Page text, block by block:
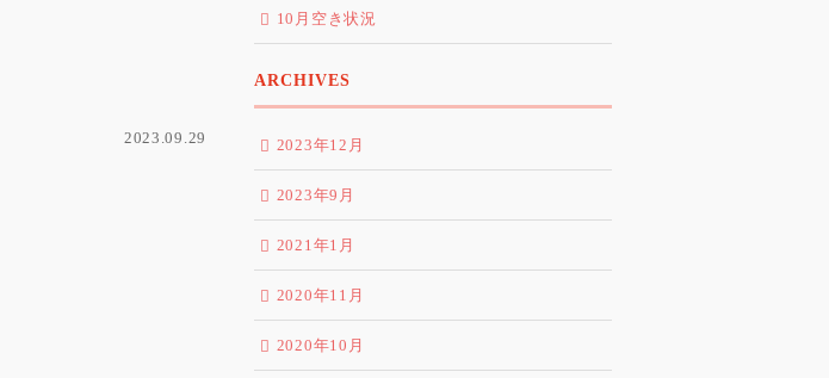
2023.09.29
10月空き状況
ARCHIVES
2023年12月
2023年9月
2021年1月
2020年11月
2020年10月